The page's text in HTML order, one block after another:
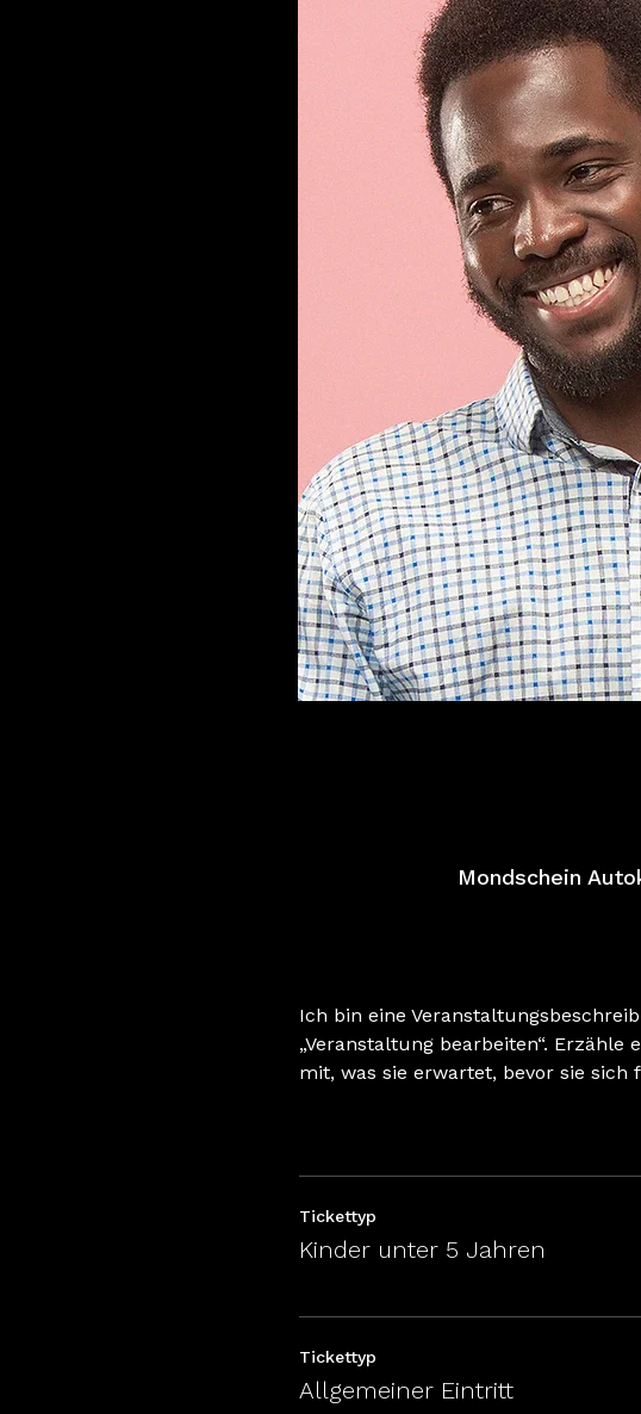
Mondschein
Ich bin eine
„Veranstaltung bearbeiten“.
mit, was sie erwartet, bevor sie sich
Tickettyp
Kinder unter 5 Jahren
Tickettyp
Allgemeiner Eintritt